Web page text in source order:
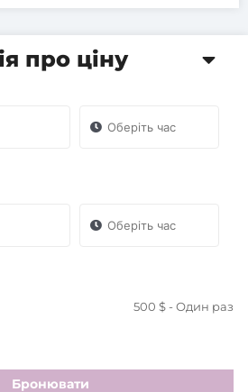
про ціну
500 $- Один раз
Бронювати